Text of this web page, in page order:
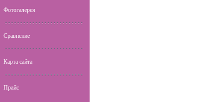
Фотогалерея
Сравнение
Карта сайта
Прайс